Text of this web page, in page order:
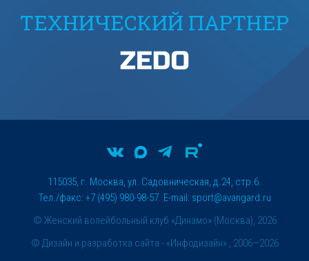
ТЕХНИЧЕСКИЙ ПАРТНЕР
© Женский волейбольный клуб «Динамо» (Москва), 2026
115035, г. Москва, ул. Садовническая, д.24, стр.6.
Тел./факс: +7 (495) 980-98-57. E-mail: sport@avangard.ru
© Дизайн и разработка сайта - «Инфодизайн» , 2006—2026